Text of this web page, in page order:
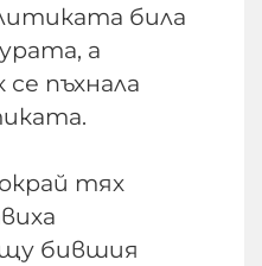
била
а
пъхнала
тях
бившия